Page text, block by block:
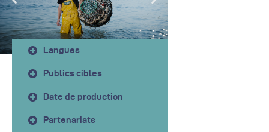
Langues
Publics cibles
Date de production
Partenariats